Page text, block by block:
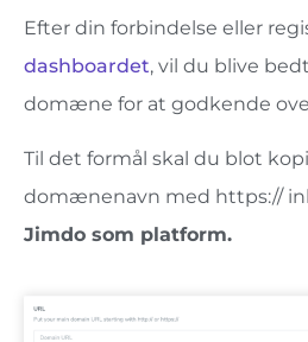
Efter din forbindelse eller
dashboardet, vil du blive
domæne for at godkende
Til det formål skal du blot
domænenavn med https://
Jimdo som platform.